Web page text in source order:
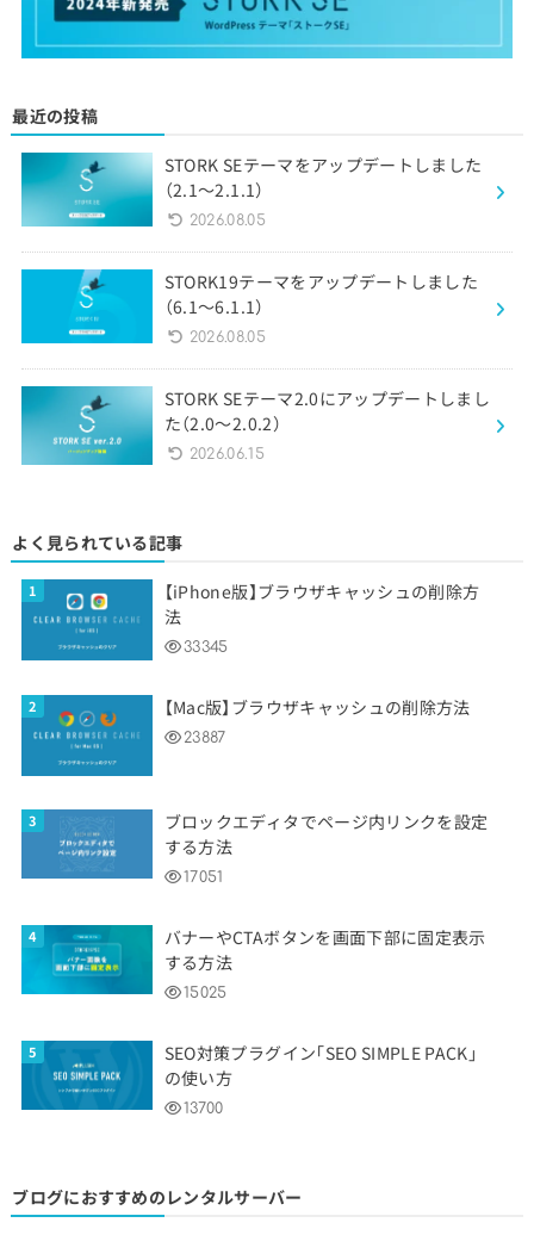
最近の投稿
STORK SEテーマをアップデートしました
（2.1〜2.1.1）
2026.08.05
STORK19テーマをアップデートしました
（6.1〜6.1.1）
2026.08.05
STORK SEテーマ2.0にアップデートしまし
た（2.0〜2.0.2）
2026.06.15
よく見られている記事
【iPhone版】ブラウザキャッシュの削除方
法
33345
【Mac版】ブラウザキャッシュの削除方法
23887
ブロックエディタでページ内リンクを設定
する方法
17051
バナーやCTAボタンを画面下部に固定表示
する方法
15025
SEO対策プラグイン「SEO SIMPLE PACK」
の使い方
13700
ブログにおすすめのレンタルサーバー